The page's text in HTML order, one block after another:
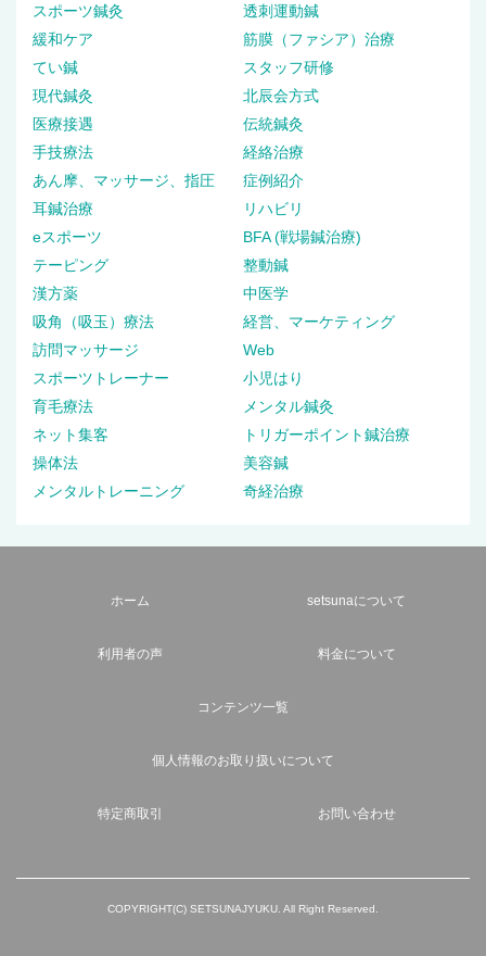
スポーツ鍼灸
透刺運動鍼
緩和ケア
筋膜（ファシア）治療
てい鍼
スタッフ研修
現代鍼灸
北辰会方式
医療接遇
伝統鍼灸
手技療法
経絡治療
あん摩、マッサージ、指圧
症例紹介
耳鍼治療
リハビリ
eスポーツ
BFA (戦場鍼治療)
テーピング
整動鍼
漢方薬
中医学
吸角（吸玉）療法
経営、マーケティング
訪問マッサージ
Web
スポーツトレーナー
小児はり
育毛療法
メンタル鍼灸
ネット集客
トリガーポイント鍼治療
操体法
美容鍼
メンタルトレーニング
奇経治療
ホーム setsunaについて
利用者の声 料金について
コンテンツ一覧
個人情報のお取り扱いについて
特定商取引 お問い合わせ
COPYRIGHT(C) SETSUNAJYUKU. All Right Reserved.